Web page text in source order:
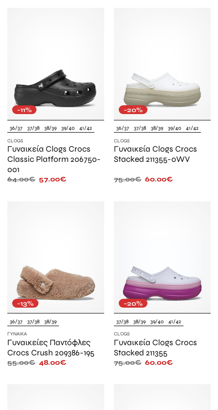
-11%
36/37 37/38 38/39 39/40 41/42
CLOGS
Γυναικεία Clogs Crocs
Classic Platform 206750-
001
64.00€ 57.00€
-20%
36/37 37/38 38/39 39/40 41/42
CLOGS
Γυναικεία Clogs Crocs
Stacked 211355-0WV
75.00€ 60.00€
-13%
36/37 37/38 38/39
ΓΥΝΑΊΚΑ
Γυναικείες Παντόφλες
Crocs Crush 209386-195
55.00€ 48.00€
-20%
37/38 38/39 39/40 41/42
CLOGS
Γυναικεία Clogs Crocs
Stacked 211355
75.00€ 60.00€